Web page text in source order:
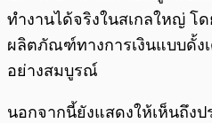
ทำงานได้จริงในสเกลใหญ่ โ
ผลิตภัณฑ์ทางการเงินแบบดั้ง
อย่างสมบูรณ์
นอกจากนี้ยังแสดงให้เห็นถึง